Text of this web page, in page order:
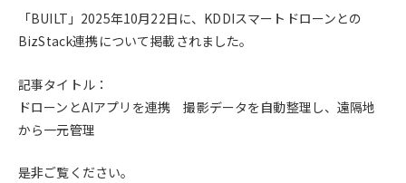
「BUILT 」2025年10月22日に、KDDIスマートドローンとの
BizStack連携について掲載されました。
記事タイトル：
ドローンとAIアプリを連携 撮影データを自動整理し、遠隔地
から一元管理
是非ご覧ください。